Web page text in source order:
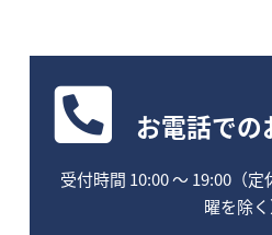
お電話での
受付時間 10:00 〜 19:00（
曜を除く